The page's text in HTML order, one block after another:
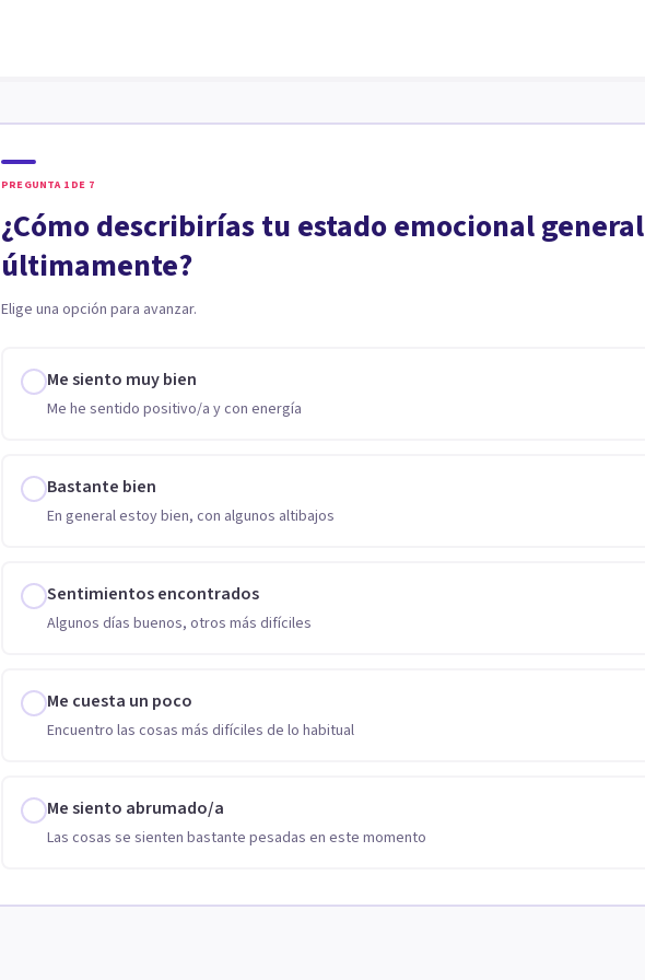
PREGUNTA 1 DE 7
¿Cómo describirías tu estado emocional general
últimamente?
Elige una opción para avanzar.
Me siento muy bien
Me he sentido positivo/a y con energía
Bastante bien
En general estoy bien, con algunos altibajos
Sentimientos encontrados
Algunos días buenos, otros más difíciles
Me cuesta un poco
Encuentro las cosas más difíciles de lo habitual
Me siento abrumado/a
Las cosas se sienten bastante pesadas en este momento